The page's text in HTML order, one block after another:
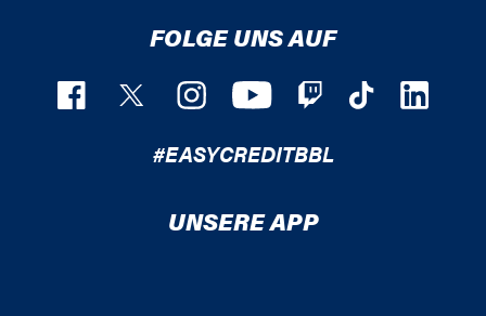
FOLGE UNS AUF
#EASYCREDITBBL
UNSERE APP